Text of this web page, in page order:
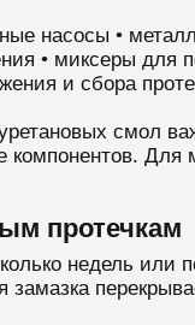
насосы •
• миксеры
и сбора
смол
протечкам
недель